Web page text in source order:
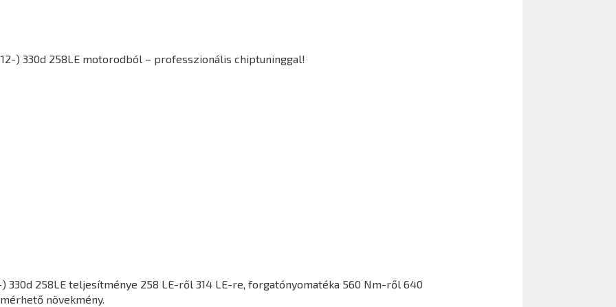
) 330d 258LE motorodból – professzionális chiptuninggal!
330d 258LE teljesítménye 258 LE-ről 314 LE-re, forgatónyomatéka 560 Nm-ről 640
növekmény.